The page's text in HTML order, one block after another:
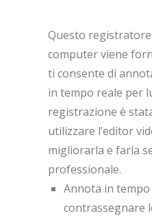
Questo
computer viene
ti consente di
in tempo reale per
registrazione è
utilizzare l’editor
migliorarla e farla
professionale.
Annota in
contrassegnare